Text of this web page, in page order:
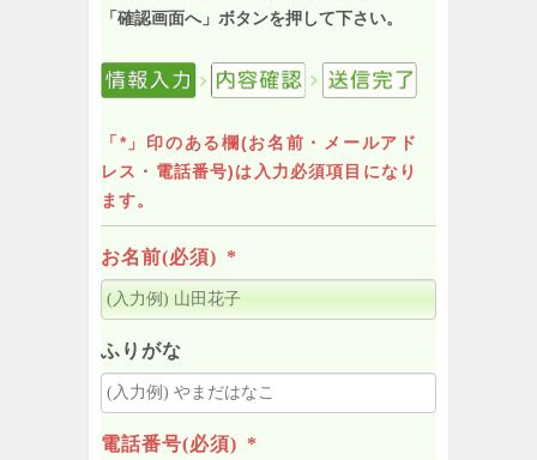
「確認画面へ」ボタンを押して下さい。
「*」印のある欄(お名前・メールアド
レス・電話番号)は入力必須項目になり
ます。
お名前(必須) *
ふりがな
電話番号(必須) *